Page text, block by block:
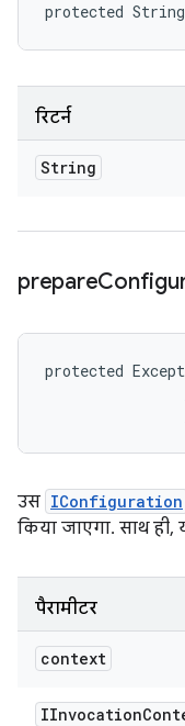
protected
रिटर्न
String
prepare
protected
उस IConfiguration
किया जाएगा. साथ
पैरामीटर
context
IInvocation